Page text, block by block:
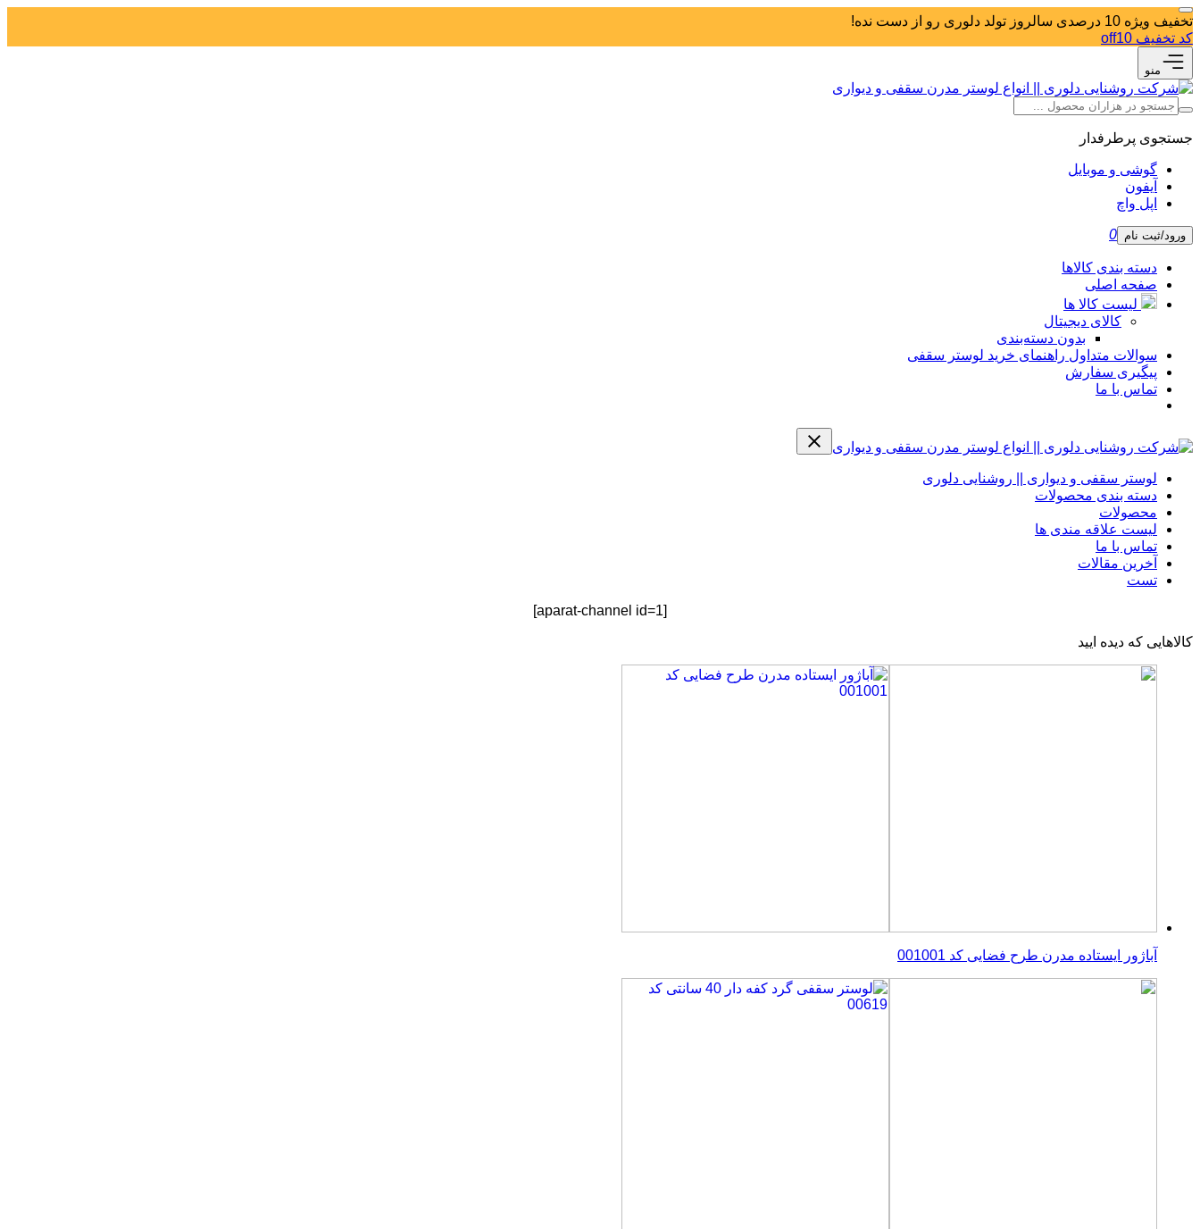
تخفیف ویژه 10 درصدی سالروز تولد دلوری رو از دست نده!
کد تخفیف off10
منو
جستجوی پرطرفدار
گوشی و موبایل
آیفون
اپل واچ
ورود/ثبت نام 0
دسته بندی کالاها
صفحه اصلی
لیست کالا ها
کالای دیجیتال
بدون دسته‌بندی
سوالات متداول راهنمای خرید لوستر سقفی
پیگیری سفارش
تماس با ما
لوستر سقفی و دیواری || روشنایی دلوری
دسته بندی محصولات
محصولات
لیست علاقه مندی ها
تماس با ما
آخرین مقالات
تست
[aparat-channel id=1]
کالاهایی که دیده ایید
آباژور ایستاده مدرن طرح فضایی کد 001001